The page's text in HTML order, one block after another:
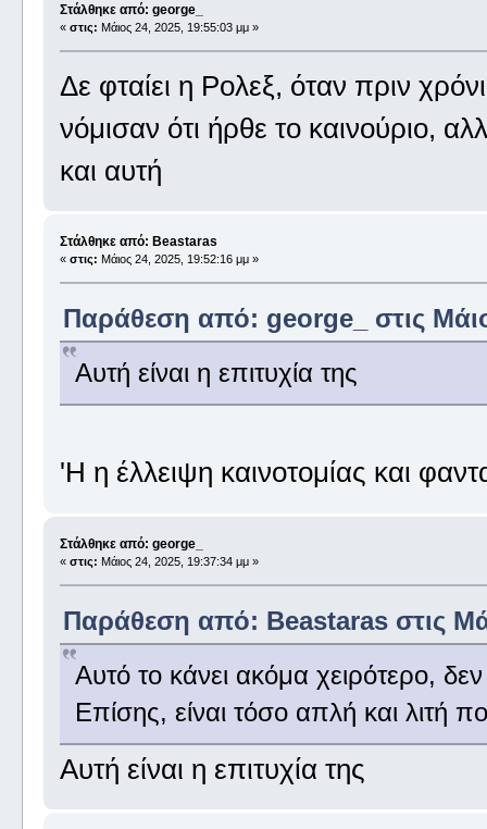
Στάλθηκε από: george_
« στις: Μάιος 24, 2025, 19:55:03 μμ »
Δε φταίει η Ρολεξ, όταν πριν
νόμισαν ότι ήρθε το καινούριο,
και αυτή
Στάλθηκε από: Beastaras
« στις: Μάιος 24, 2025, 19:52:16 μμ »
Παράθεση από: george_ στις
Αυτή είναι η επιτυχία της
'Η η έλλειψη καινοτομίας και
Στάλθηκε από: george_
« στις: Μάιος 24, 2025, 19:37:34 μμ »
Παράθεση από: Beastaras στις
Αυτό το κάνει ακόμα χειρότερο,
Επίσης, είναι τόσο απλή και λιτή
Αυτή είναι η επιτυχία της